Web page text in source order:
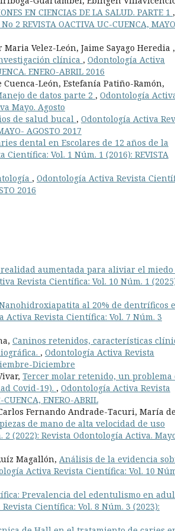
EN CIENCIAS DE LA SALUD. PARTE 1 ,
2 REVISTA OACTIVA UC-CUENCA,
Velez-León, Jaime Sayago Heredia ,
clínica , Odontología Activa
ENERO-ABRIL 2016
León, Estefanía Patiño-Ramón,
de datos parte 2 , Odontología
Mayo. Agosto
de salud bucal , Odontología Activa
AGOSTO 2017
dental en Escolares de 12 años de la
Vol. 1 Núm. 1 (2016): REVISTA
, Odontología Activa Revista
2016
aumentada para aliviar el miedo
Revista Científica: Vol. 10 Núm. 1
al 20% de dentríficos
Activa Revista Científica: Vol. 7 Núm. 3
Caninos retenidos, características
, Odontología Activa Revista
Diciembre
Tercer molar retenido, un problema
Covid-19). , Odontología Activa Revista
ENERO-ABRIL
Fernando Andrade-Tacuri, María
de mano de alta velocidad de uso
(2022): Revista Odontología Activa.
Magallón, Análisis de la evidencia
Activa Revista Científica: Vol. 10
Prevalencia del edentulismo en
Científica: Vol. 8 Núm. 3 (2023):